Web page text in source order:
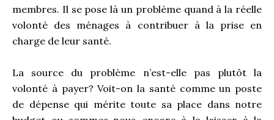
membres. Il se pose là un problème quand à la réelle
volonté des ménages à contribuer à la prise en
charge de leur santé.
La source du problème n’est-elle pas plutôt la
volonté à payer? Voit-on la santé comme un poste
de dépense qui mérite toute sa place dans notre